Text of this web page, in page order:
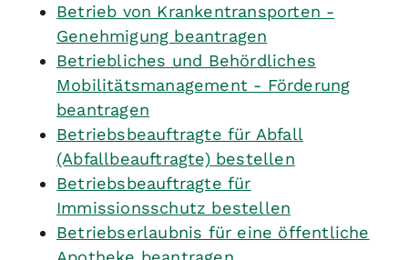
Betrieb von Krankentransporten -
Genehmigung beantragen
Betriebliches und Behördliches
Mobilitätsmanagement - Förderung
beantragen
Betriebsbeauftragte für Abfall
(Abfallbeauftragte) bestellen
Betriebsbeauftragte für
Immissionsschutz bestellen
Betriebserlaubnis für eine öffentliche